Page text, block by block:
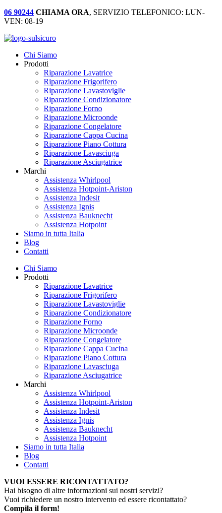
06 90244 CHIAMA ORA, SERVIZIO TELEFONICO: LUN-
VEN: 08-19
Chi Siamo
Prodotti
Riparazione Lavatrice
Riparazione Frigorifero
Riparazione Lavastoviglie
Riparazione Condizionatore
Riparazione Forno
Riparazione Microonde
Riparazione Congelatore
Riparazione Cappa Cucina
Riparazione Piano Cottura
Riparazione Lavasciuga
Riparazione Asciugatrice
Marchi
Assistenza Whirlpool
Assistenza Hotpoint-Ariston
Assistenza Indesit
Assistenza Ignis
Assistenza Bauknecht
Assistenza Hotpoint
Siamo in tutta Italia
Blog
Contatti
Chi Siamo
Prodotti
Riparazione Lavatrice
Riparazione Frigorifero
Riparazione Lavastoviglie
Riparazione Condizionatore
Riparazione Forno
Riparazione Microonde
Riparazione Congelatore
Riparazione Cappa Cucina
Riparazione Piano Cottura
Riparazione Lavasciuga
Riparazione Asciugatrice
Marchi
Assistenza Whirlpool
Assistenza Hotpoint-Ariston
Assistenza Indesit
Assistenza Ignis
Assistenza Bauknecht
Assistenza Hotpoint
Siamo in tutta Italia
Blog
Contatti
VUOI ESSERE RICONTATTATO?
Hai bisogno di altre informazioni sui nostri servizi?
Vuoi richiedere un nostro intervento ed essere ricontattato?
Compila il form!